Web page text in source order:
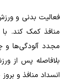
فعالیت بدنی و
منافذ کمک کند.
مجدد آلودگی‌ها و
بلافاصله پس از
انسداد منافذ و